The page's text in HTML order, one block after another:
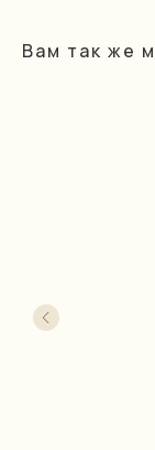
Вам так же